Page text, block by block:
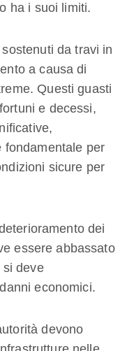
ha i suoi limiti.
da travi in
a causa di
Questi guasti
e decessi,
per
sicure per
dei
essere abbassato
si deve
economici.
devono